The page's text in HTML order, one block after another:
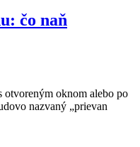
čo naň
otvoreným oknom alebo po
nazvaný „prievan